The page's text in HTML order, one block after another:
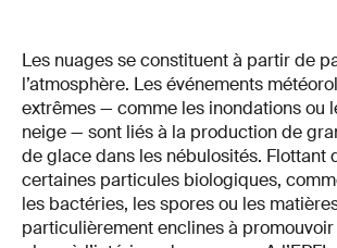
Les nuages se constituent à partir de
l’atmosphère. Les événements
extrêmes — comme les inondations ou
neige — sont liés à la production de
de glace dans les nébulosités. Flottant
certaines particules biologiques,
les bactéries, les spores ou les
particulièrement enclines à